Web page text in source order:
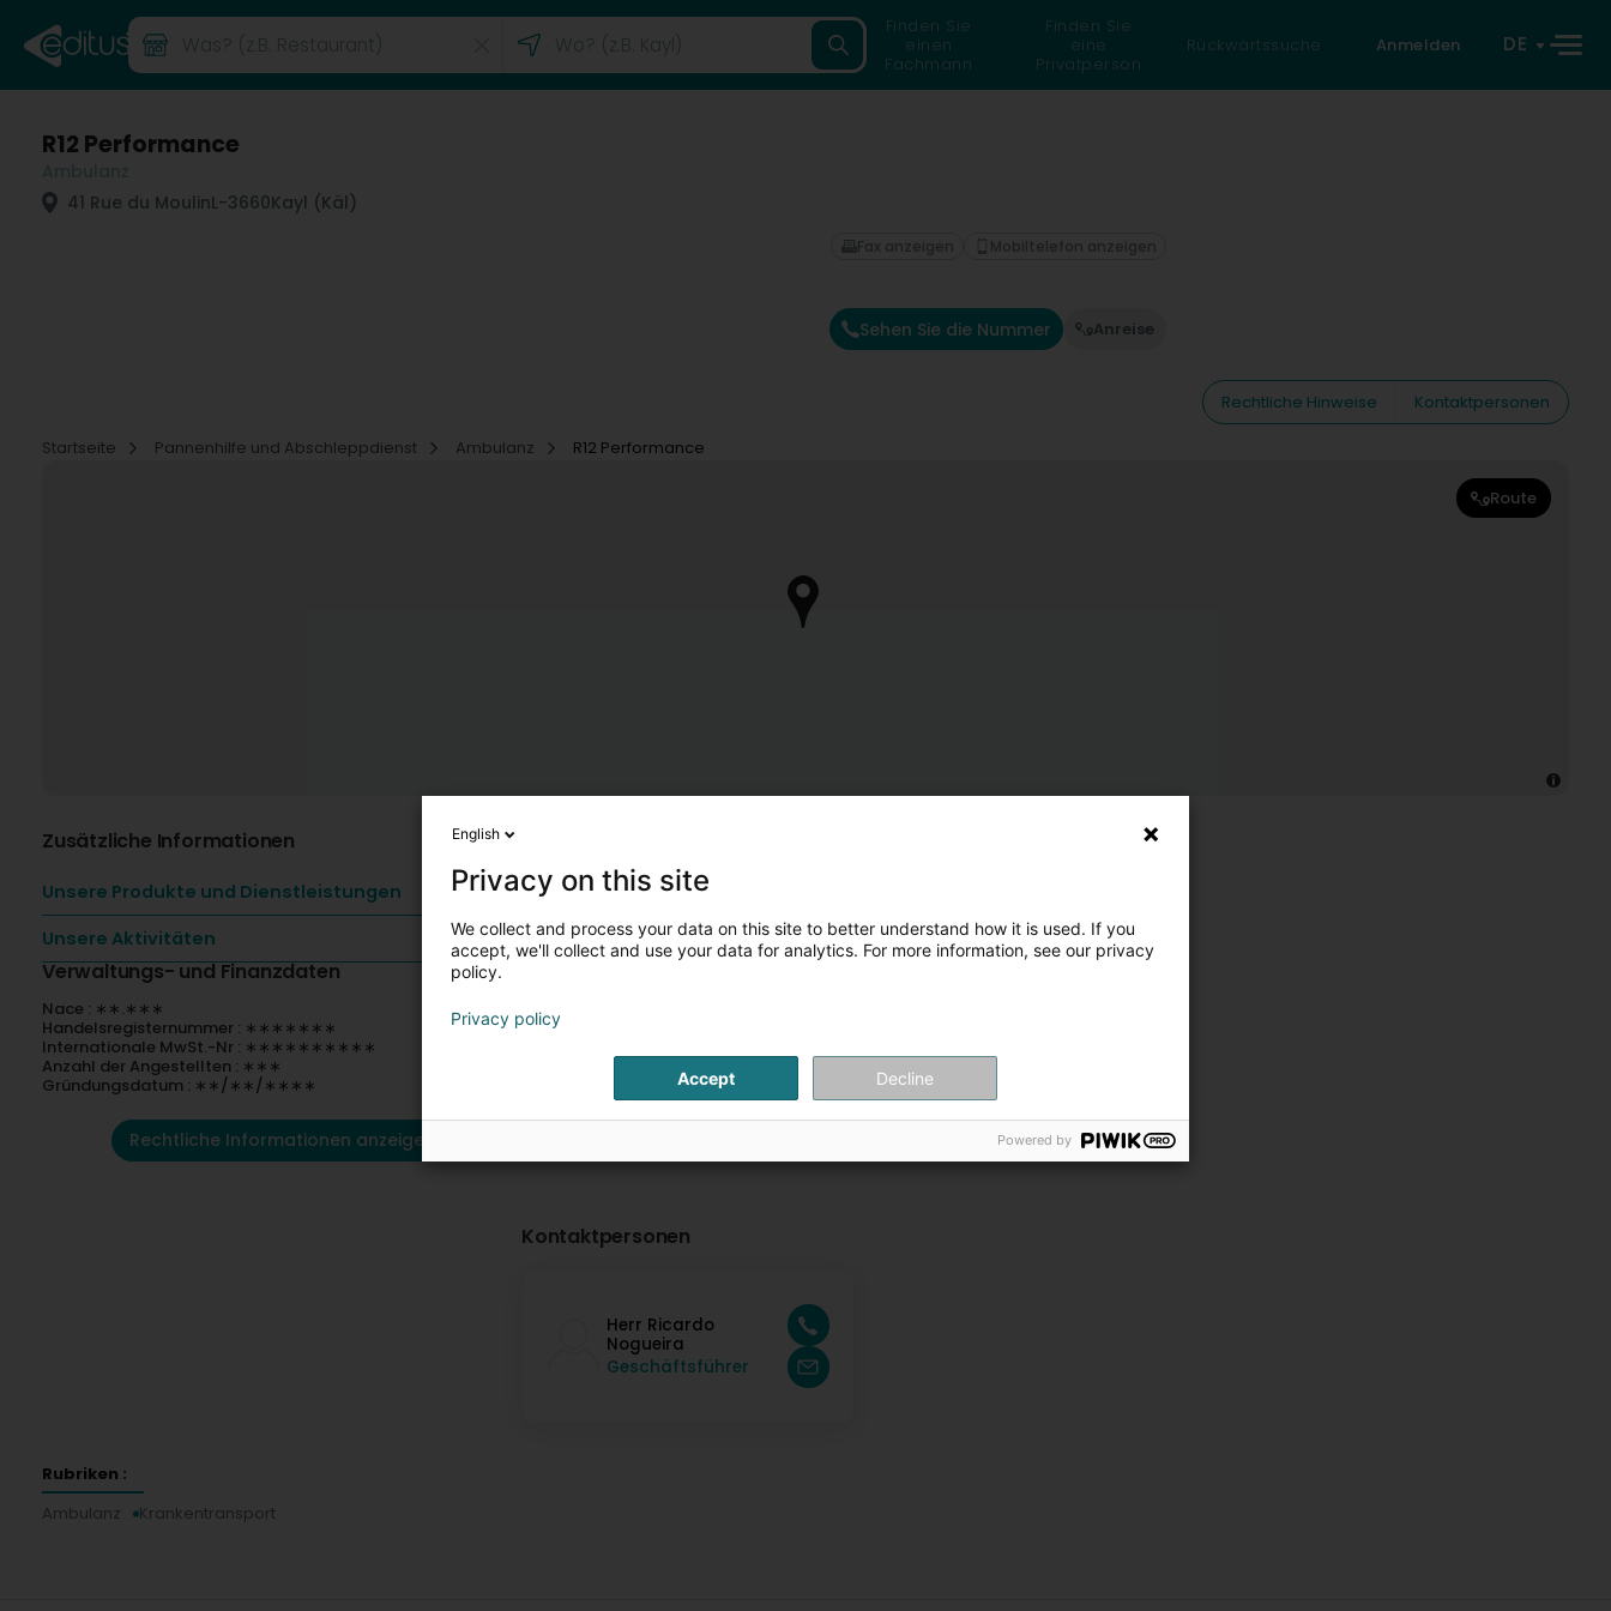
Finden Sie
einen
Fachmann
Finden Sie
eine
Privatperson
Rückwärtssuche Anmelden DE
R12 Performance
41 Rue du MoulinL-3660Kayl (Käl)
Sehen Sie die Nummer Anreise
Fax anzeigen Mobiltelefon anzeigen
Rechtliche Hinweise
Kontaktpersonen
Startseite
Pannenhilfe und Abschleppdienst Ambulanz R12 Performance
Route
Zusätzliche Informationen
Unsere Produkte und Dienstleistungen
Unsere Aktivitäten
Verwaltungs- und Finanzdaten
Nace : ∗∗.∗∗∗
Handelsregisternummer : ∗∗∗∗∗∗∗
Internationale MwSt.-Nr : ∗∗∗∗∗∗∗∗∗∗
Anzahl der Angestellten : ∗∗∗
Gründungsdatum : ∗∗/∗∗/∗∗∗∗
Rechtliche Informationen anzeigen
Kontaktpersonen
Herr Ricardo
Nogueira
Geschäftsführer
Rubriken :
Ambulanz
Krankentransport
English
Privacy on this site
We collect and process your data on this site to better understand how it is used. If you
accept, we'll collect and use your data for analytics. For more information, see our privacy
policy.
Privacy policy
Accept Decline
Powered by